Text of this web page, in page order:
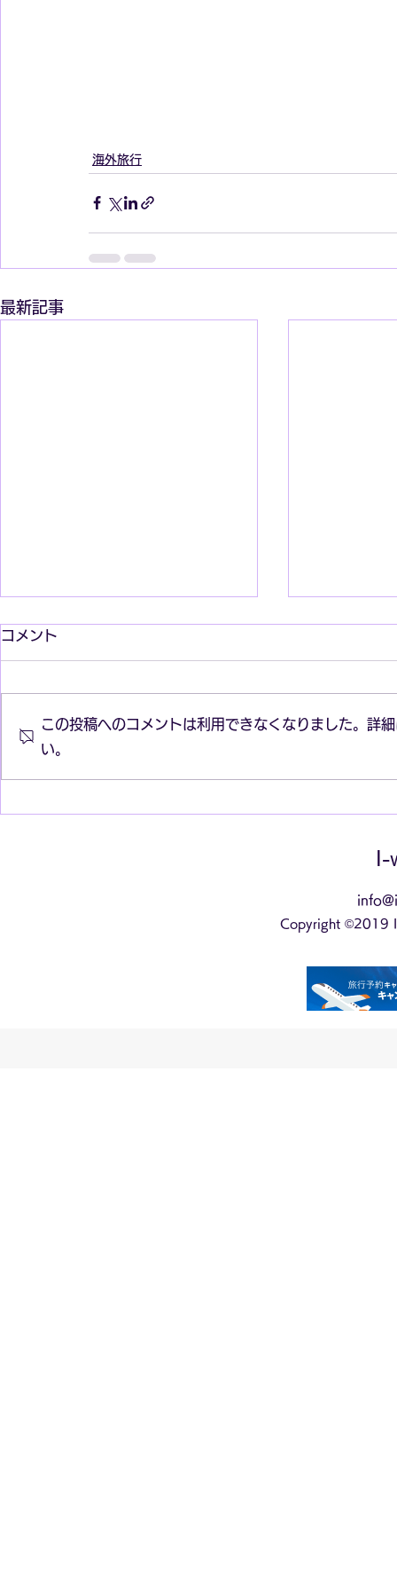
海外旅行
最新記事
ウィーン名物ザッハトルテ ～
イギリスの
コメント
この投稿へのコメントは利用できなくなりました。詳
い。
Copyright ©2019